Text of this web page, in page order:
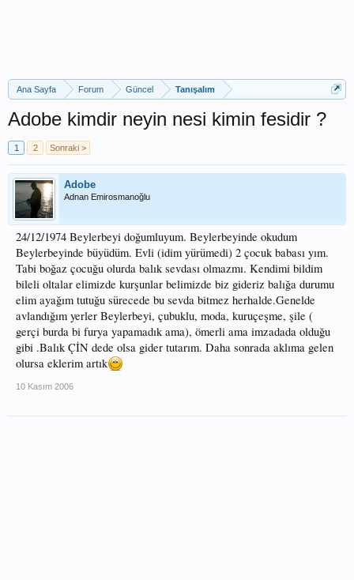
Ana Sayfa Forum Güncel Tanışalım
Adobe kimdir neyin nesi kimin fesidir ?
1 2 Sonraki >
Adobe
Adnan Emirosmanoğlu
24/12/1974 Beylerbeyi doğumluyum. Beylerbeyinde okudum
Beylerbeyinde büyüdüm. Evli (idim yürümedi) 2 çocuk babası yım.
Tabi boğaz çocuğu olurda balık sevdası olmazmı. Kendimi bildim
bileli oltalar elimizde kurşunlar belimizde biz gideriz balığa durumu
elim ayağım tutuğu sürecede bu sevda bitmez herhalde.Genelde
avlandığım yerler Beylerbeyi, çubuklu, moda, kuruçeşme, şile (
gerçi burda bi furya yapamadık ama), ömerli ama imzadada olduğu
gibi .Balık ÇİN dede olsa gider tutarım. Daha sonrada aklıma gelen
olursa eklerim artık
10 Kasım 2006